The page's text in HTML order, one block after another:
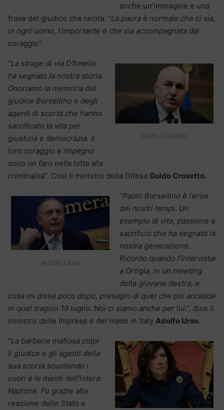
anche un’immagine e una
frase del giudice che recita: “La paura è normale che ci sia,
in ogni uomo, l’importante è che sia accompagnata dal
coraggio“.
Guido Crosetto
“La strage di via D’Amelio
ha segnato la nostra storia.
Onoriamo la memoria del
giudice Borsellino e degli
agenti di scorta che hanno
sacrificato la vita per
giustizia e democrazia. Il
loro coraggio e impegno
sono un faro nella lotta alla
criminalità“. Così il ministro della Difesa Guido Crosetto.
Adolfo Urso
“Paolo Borsellino è l’eroe
dei nostri tempi. Un
esempio di vita, passione e
sacrificio che ha segnato la
nostra generazione.
Ricordo quando l’intervistai
a Ortigia, in un meeting
della giovane destra, e
cosa mi disse poco dopo, presagio di quel che poi accadde
in quel tragico 19 luglio. Noi ci siamo anche per lui.”, dice il
ministro delle Imprese e del made in Italy Adolfo Urso.
“La barbarie mafiosa colpì
il giudice e gli agenti della
sua scorta scuotendo i
cuori e le menti dell’intera
Nazione. Fu grazie alla
reazione dello Stato e